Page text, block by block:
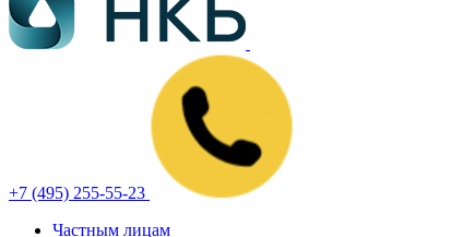
+7 (495) 255-55-23
Частным лицам